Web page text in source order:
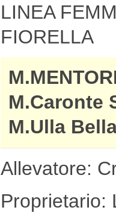
LINEA
FIORELLA
M.Caronte
M.Ulla
Allevatore:
Proprietario: